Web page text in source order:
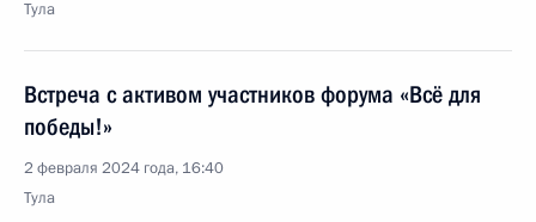
Тула
Встреча с активом участников форума «Всё для
победы!»
2 февраля 2024 года, 16:40
Тула